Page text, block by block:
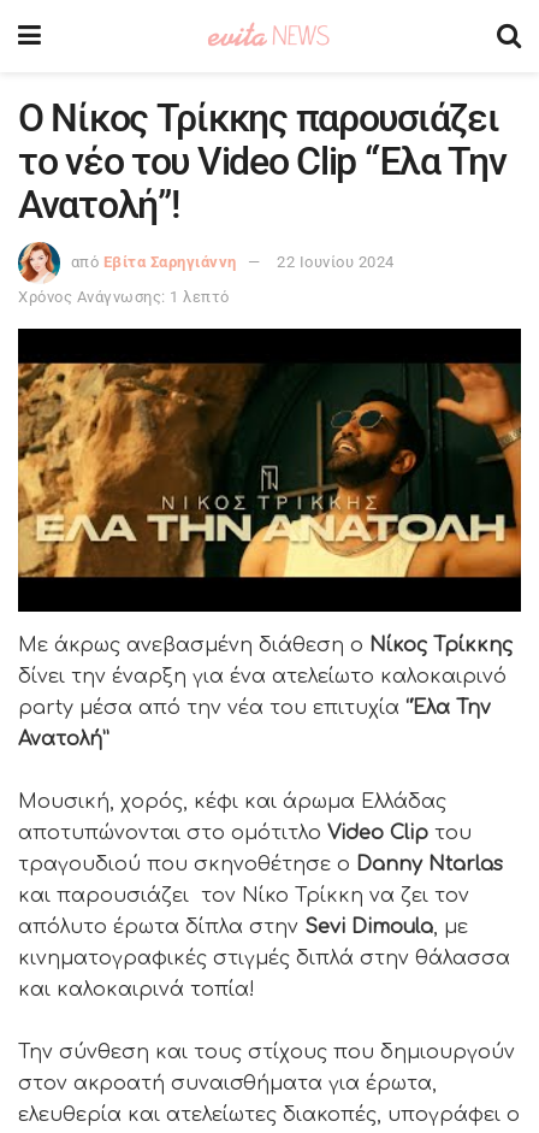
O Νίκος Τρίκκης παρουσιάζει
το νέο του Video Clip “Έλα Την
Ανατολή”!
από Εβίτα Σαρηγιάννη
22 Ιουνίου 2024
Χρόνος Ανάγνωσης: 1 λεπτό
Με άκρως ανεβασμένη διάθεση ο Νίκος Τρίκκης
δίνει την έναρξη για ένα ατελείωτο καλοκαιρινό
party μέσα από την νέα του επιτυχία “Έλα Την
Ανατολή”
Μουσική, χορός, κέφι και άρωμα Ελλάδας
αποτυπώνονται στο ομότιτλο Video Clip του
τραγουδιού που σκηνοθέτησε ο Danny Ntarlas
και παρουσιάζει τον Νίκο Τρίκκη να ζει τον
απόλυτο έρωτα δίπλα στην Sevi Dimoula, με
κινηματογραφικές στιγμές διπλά στην θάλασσα
και καλοκαιρινά τοπία!
Την σύνθεση και τους στίχους που δημιουργούν
στον ακροατή συναισθήματα για έρωτα,
ελευθερία και ατελείωτες διακοπές, υπογράφει ο